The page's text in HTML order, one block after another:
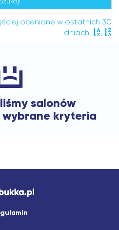
oceniane w ostatnich 30
dniach, ,
salonów
wybrane kryteria